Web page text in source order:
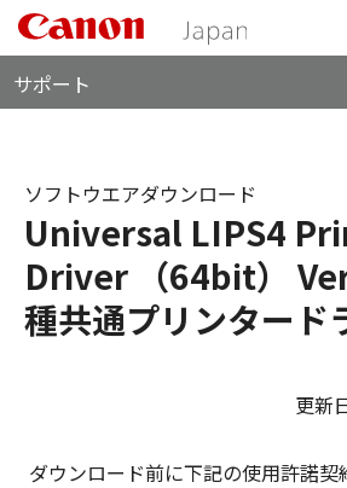
サポート
Universal LIPS4
Driver （64bit）
種共通プリンタード
ソフトウエアダウンロード
更新
ダウンロード前に下記の使用許諾契